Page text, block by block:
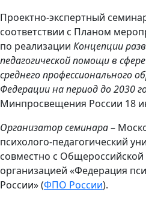
Проектно-экспертный
соответствии с Планом
по реализации Концепции
педагогической помощи в
среднего профессионального
Федерации на период до 2030
Минпросвещения России 18
Организаторсеминара–
психолого-педагогический
совместно с
организацией «Федерация
России» (ФПО России).